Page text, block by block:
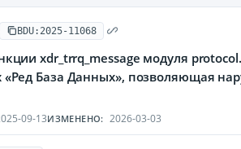
BDU:2025-11068
xdr_trrq_message модуля
База Данных», позволяющая
09-13ИЗМЕНЕНО: 2026-03-03